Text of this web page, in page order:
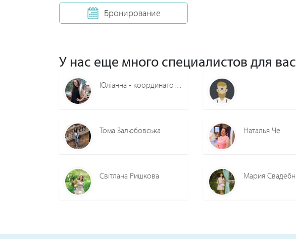
Бронирование
У нас еще много специалистов для вас
Юліанна - координатор вашого весілля!
Тома Залюбовська Наталья Че
Світлана Ришкова